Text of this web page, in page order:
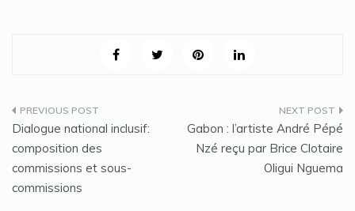
Navigation
de
l’article
Dialogue national inclusif:
composition des
commissions et sous-
commissions
Gabon : l’artiste André Pépé
Nzé reçu par Brice Clotaire
Oligui Nguema